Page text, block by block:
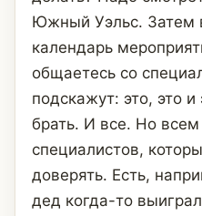
Южный Уэльс. Затем
календарь
общаетесь со
подскажут: это, это
брать. И все. Но
специалистов,
доверять. Есть,
дед когда-то